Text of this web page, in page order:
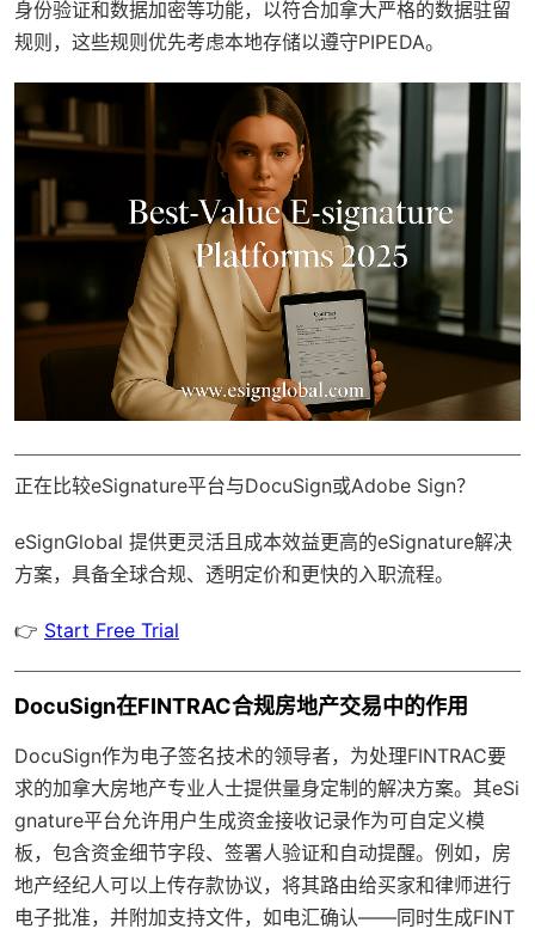
身份验证和数据加密等功能，以符合加拿大严格的数据驻留
规则，这些规则优先考虑本地存储以遵守PIPEDA。
正在比较eSignature平台与DocuSign或Adobe Sign？
eSignGlobal 提供更灵活且成本效益更高的eSignature解决
方案，具备全球合规、透明定价和更快的入职流程。
👉 Start Free Trial
DocuSign在FINTRAC合规房地产交易中的作用
DocuSign作为电子签名技术的领导者，为处理FINTRAC要
求的加拿大房地产专业人士提供量身定制的解决方案。其eSi
gnature平台允许用户生成资金接收记录作为可自定义模
板，包含资金细节字段、签署人验证和自动提醒。例如，房
地产经纪人可以上传存款协议，将其路由给买家和律师进行
电子批准，并附加支持文件，如电汇确认——同时生成FINT